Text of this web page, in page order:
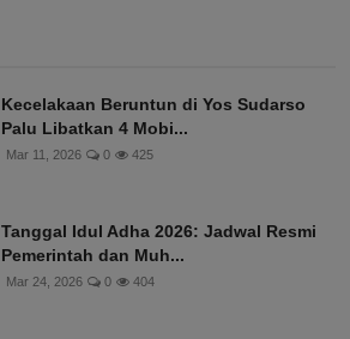
Kecelakaan Beruntun di Yos Sudarso
Palu Libatkan 4 Mobi...
Mar 11, 2026 0 425
Tanggal Idul Adha 2026: Jadwal Resmi
Pemerintah dan Muh...
Mar 24, 2026 0 404